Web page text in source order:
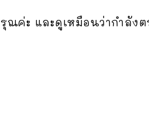
ค่ะ และดูเหมือนว่ากำลังต